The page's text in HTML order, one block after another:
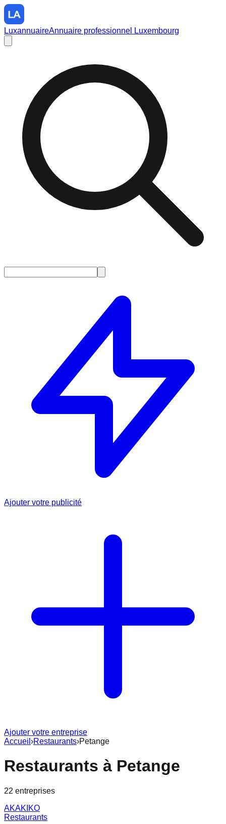
LuxannuaireAnnuaire professionnel Luxembourg
Ajouter votre publicité
Ajouter votre entreprise
Accueil ›Restaurants›Petange
Restaurants à Petange
22 entreprises
AKAKIKO
Restaurants